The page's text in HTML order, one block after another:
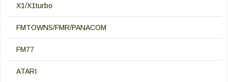
X1/X1turbo
FMTOWNS/FMR/PANACOM
FM77
ATARI